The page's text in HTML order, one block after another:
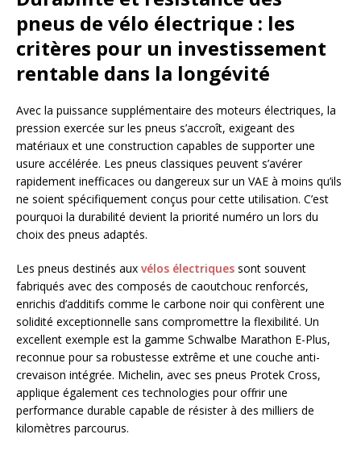
pneus de vélo électrique : les
critères pour un investissement
rentable dans la longévité
Avec la puissance supplémentaire des moteurs électriques, la
pression exercée sur les pneus s’accroît, exigeant des
matériaux et une construction capables de supporter une
usure accélérée. Les pneus classiques peuvent s’avérer
rapidement inefficaces ou dangereux sur un VAE à moins qu’ils
ne soient spécifiquement conçus pour cette utilisation. C’est
pourquoi la durabilité devient la priorité numéro un lors du
choix des pneus adaptés.
Les pneus destinés aux vélos électriques sont souvent
fabriqués avec des composés de caoutchouc renforcés,
enrichis d’additifs comme le carbone noir qui confèrent une
solidité exceptionnelle sans compromettre la flexibilité. Un
excellent exemple est la gamme Schwalbe Marathon E-Plus,
reconnue pour sa robustesse extrême et une couche anti-
crevaison intégrée. Michelin, avec ses pneus Protek Cross,
applique également ces technologies pour offrir une
performance durable capable de résister à des milliers de
kilomètres parcourus.